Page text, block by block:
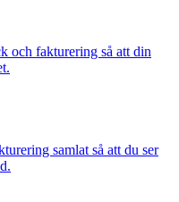
och fakturering så att din
samlat så att du ser